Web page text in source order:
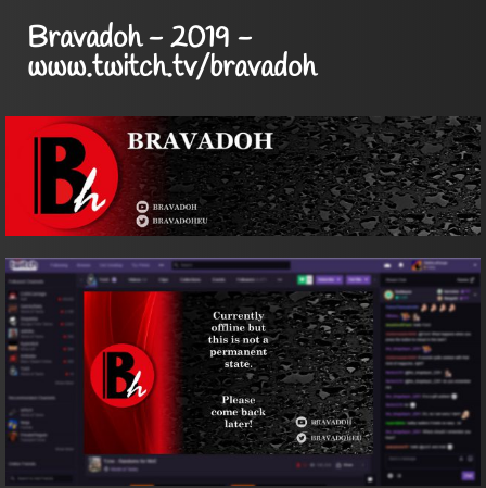
Bravadoh - 2019 -
www.twitch.tv/bravadoh